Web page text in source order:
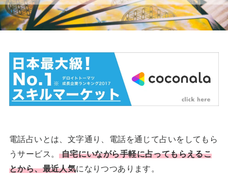
電話占いとは、文字通り、電話を通じて占いをしてもら
うサービス。 自宅にいながら手軽に占ってもらえるこ
とから、最近人気になりつつあります。